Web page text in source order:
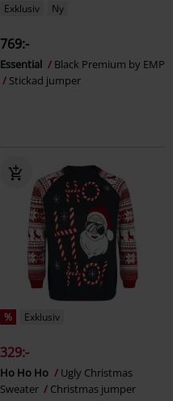
Exklusiv Ny
769:-
Essential
Black Premium by EMP
Stickad jumper
% Exklusiv
329:-
Ho Ho Ho
Ugly Christmas
Sweater
Christmas jumper